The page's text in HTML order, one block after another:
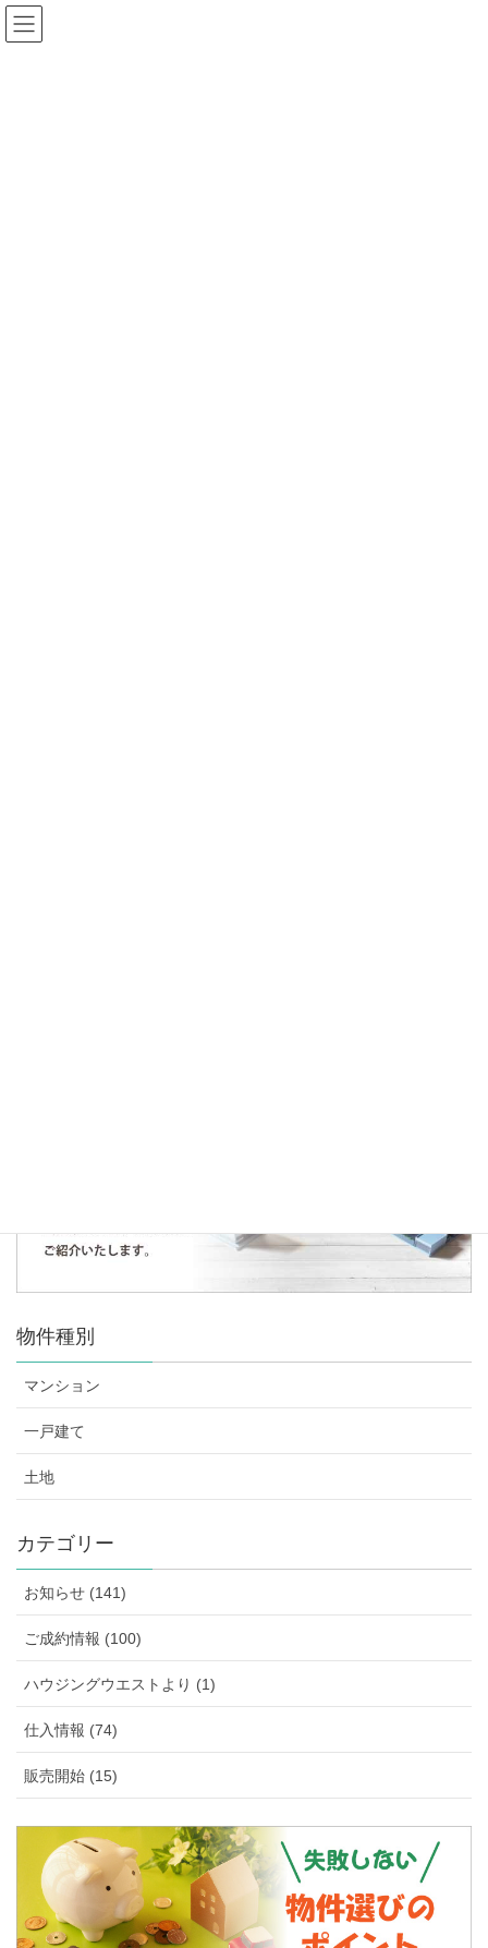
物件種別
マンション
一戸建て
土地
カテゴリー
お知らせ (141)
ご成約情報 (100)
ハウジングウエストより (1)
仕入情報 (74)
販売開始 (15)